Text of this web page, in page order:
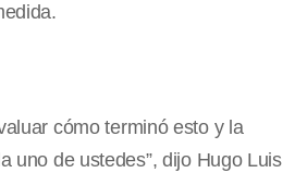
cómo terminó esto y la
uno de ustedes”, dijo Hugo Luis